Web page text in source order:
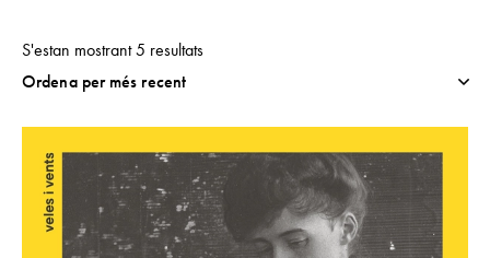
S'estan mostrant 5 resultats